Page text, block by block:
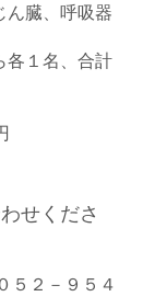
ん臓、呼吸器
各１名、合計
せくださ
－９５４